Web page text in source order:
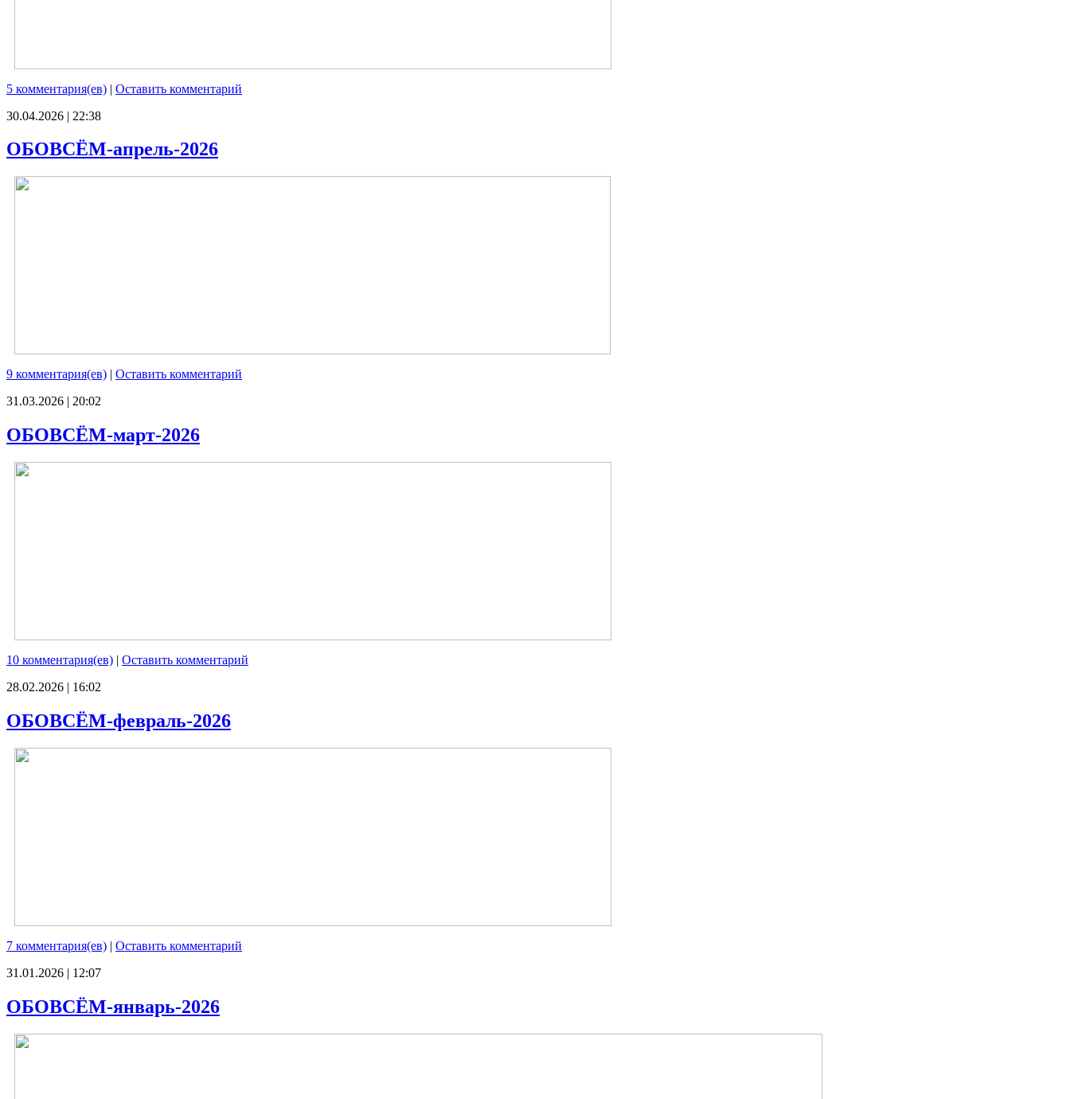
5 комментария(ев) | Оставить комментарий
30.04.2026 | 22:38
ОБОВСЁМ-апрель-2026
9 комментария(ев) | Оставить комментарий
31.03.2026 | 20:02
ОБОВСЁМ-март-2026
10 комментария(ев) | Оставить комментарий
28.02.2026 | 16:02
ОБОВСЁМ-февраль-2026
7 комментария(ев) | Оставить комментарий
31.01.2026 | 12:07
ОБОВСЁМ-январь-2026